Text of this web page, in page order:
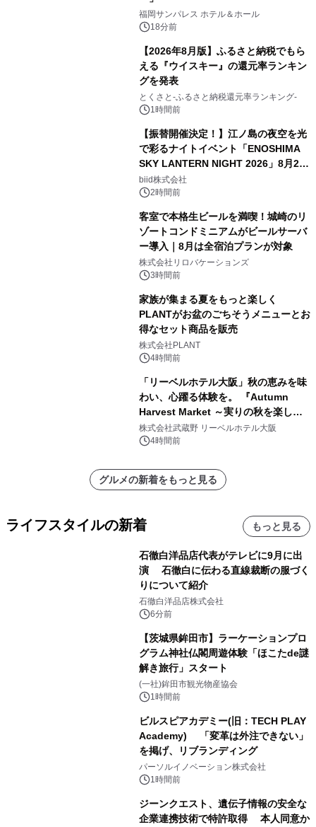
福岡サンパレス ホテル＆ホール
18分前
【2026年8月版】ふるさと納税でもら
える『ウイスキー』の還元率ランキン
グを発表
とくさと-ふるさと納税還元率ランキング-
1時間前
【振替開催決定！】江ノ島の夜空を光
で彩るナイトイベント「ENOSHIMA
SKY LANTERN NIGHT 2026」8月22
日(土)振替開催＆受付スタート！
biid株式会社
2時間前
客室で本格生ビールを満喫！城崎のリ
ゾートコンドミニアムがビールサーバ
ー導入｜8月は全宿泊プランが対象
株式会社リロバケーションズ
3時間前
家族が集まる夏をもっと楽しく
PLANTがお盆のごちそうメニューとお
得なセット商品を販売
株式会社PLANT
4時間前
「リーベルホテル大阪」秋の恵みを味
わい、心躍る体験を。 『Autumn
Harvest Market ～実りの秋を楽しむ
ディナー&スイーツビュッフェ～』を9
月18日より開催！
株式会社武蔵野 リーベルホテル大阪
4時間前
グルメの新着をもっと見る
ライフスタイルの新着 もっと見る
石徹白洋品店代表がテレビに9月に出
演 石徹白に伝わる直線裁断の服づく
りについて紹介
石徹白洋品店株式会社
6分前
【茨城県鉾田市】ラーケーションプロ
グラム神社仏閣周遊体験「ほこたde謎
解き旅行」スタート
(一社)鉾田市観光物産協会
1時間前
ビルスピアカデミー(旧：TECH PLAY
Academy) 「変革は外注できない」
を掲げ、リブランディング
パーソルイノベーション株式会社
1時間前
ジーンクエスト、遺伝子情報の安全な
企業連携技術で特許取得 本人同意か